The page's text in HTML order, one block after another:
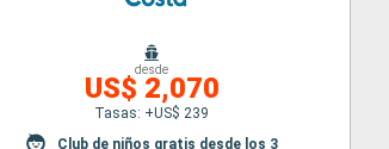
desde
US$ 2,070
Tasas: +US$ 239
Club de niños gratis desde los 3